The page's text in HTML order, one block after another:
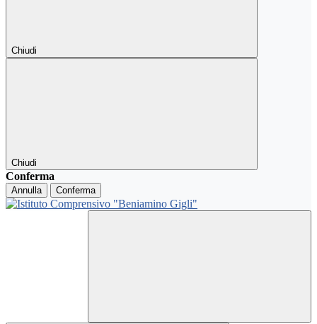
Chiudi
Chiudi
Conferma
Annulla Conferma